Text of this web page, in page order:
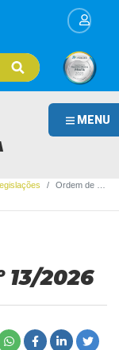
MENU
Ordem de Serviço nº 13/2026
13/2026